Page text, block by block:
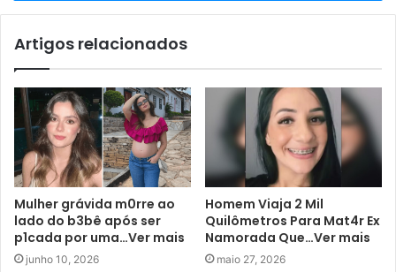
Artigos relacionados
Mulher grávida m0rre ao
lado do b3bê após ser
p1cada por uma…Ver mais
junho 10, 2026
Homem Viaja 2 Mil
Quilômetros Para Mat4r Ex
Namorada Que…Ver mais
maio 27, 2026